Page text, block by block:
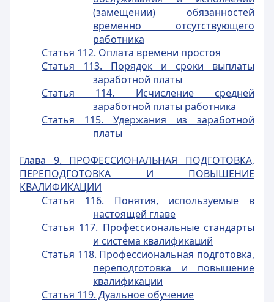
(замещении) обязанностей
временно отсутствующего
работника
Статья 112. Оплата времени простоя
Статья 113. Порядок и сроки выплаты
заработной платы
Статья 114. Исчисление средней
заработной платы работника
Статья 115. Удержания из заработной
платы
Глава 9. ПРОФЕССИОНАЛЬНАЯ ПОДГОТОВКА,
ПЕРЕПОДГОТОВКА И ПОВЫШЕНИЕ
КВАЛИФИКАЦИИ
Статья 116. Понятия, используемые в
настоящей главе
Статья 117. Профессиональные стандарты
и система квалификаций
Статья 118. Профессиональная подготовка,
переподготовка и повышение
квалификации
Статья 119. Дуальное обучение